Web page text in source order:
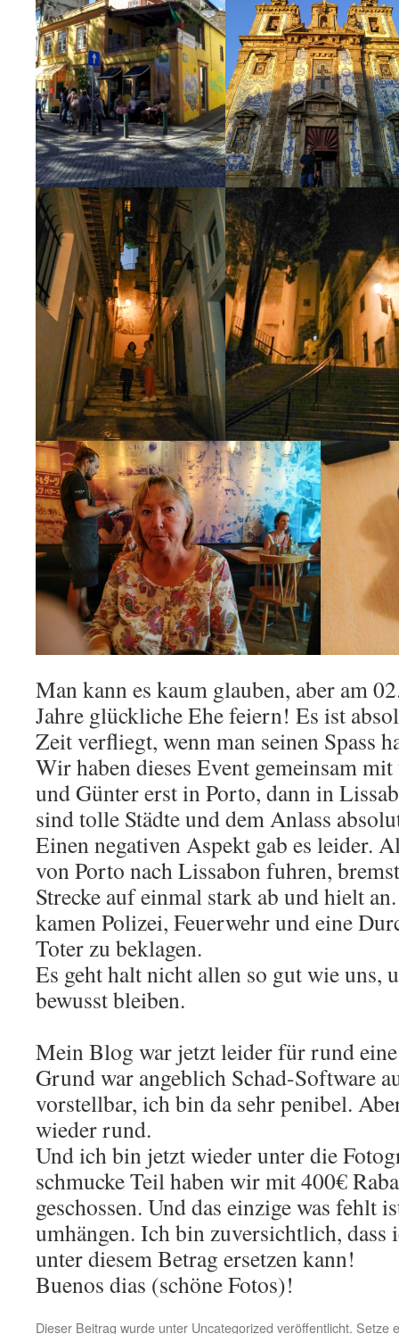
Man kann es kaum glauben, aber am
Jahre glückliche Ehe feiern! Es ist
Zeit verfliegt, wenn man seinen Spass
Wir haben dieses Event gemeinsam
und Günter erst in Porto, dann in
sind tolle Städte und dem Anlass
Einen negativen Aspekt gab es leider.
von Porto nach Lissabon fuhren,
Strecke auf einmal stark ab und hielt
kamen Polizei, Feuerwehr und eine
Toter zu beklagen.
Es geht halt nicht allen so gut wie uns,
bewusst bleiben.
Mein Blog war jetzt leider für rund
Grund war angeblich Schad-Software
vorstellbar, ich bin da sehr penibel.
wieder rund.
Und ich bin jetzt wieder unter die
schmucke Teil haben wir mit 400€
geschossen. Und das einzige was fehlt
umhängen. Ich bin zuversichtlich,
unter diesem Betrag ersetzen kann!
Buenos dias (schöne Fotos)!
Dieser Beitrag wurde unter Uncategorized veröffentlicht. Setze